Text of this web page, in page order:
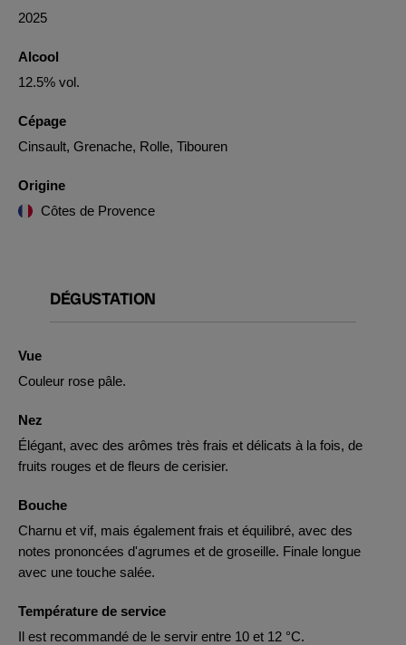
2025
Alcool
12.5% vol.
Cépage
Cinsault, Grenache, Rolle, Tibouren
Origine
Côtes de Provence
DÉGUSTATION
Vue
Couleur rose pâle.
Nez
Élégant, avec des arômes très frais et délicats à la fois, de
fruits rouges et de fleurs de cerisier.
Bouche
Charnu et vif, mais également frais et équilibré, avec des
notes prononcées d'agrumes et de groseille. Finale longue
avec une touche salée.
Température de service
Il est recommandé de le servir entre 10 et 12 °C.